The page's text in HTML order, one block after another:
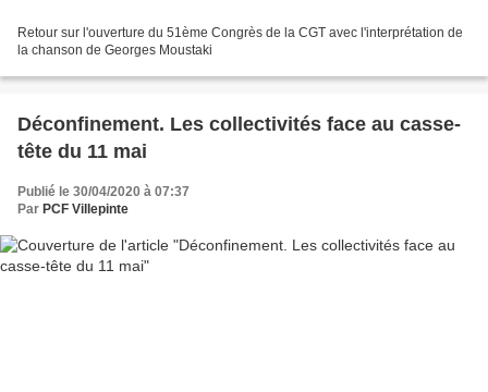
Retour sur l'ouverture du 51ème Congrès de la CGT avec l'interprétation de
la chanson de Georges Moustaki
Déconfinement. Les collectivités face au casse-
tête du 11 mai
Publié le 30/04/2020 à 07:37
Par PCF Villepinte